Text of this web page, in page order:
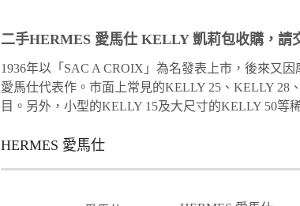
二手HERMES 愛馬仕 KELLY 凱莉包收購，請
1936年以「SAC A CROIX」為名發表上市，後來又
愛馬仕代表作。市面上常見的KELLY 25、KELLY 28
目。另外，小型的KELLY 15及大尺寸的KELLY 50等
HERMES 愛馬仕